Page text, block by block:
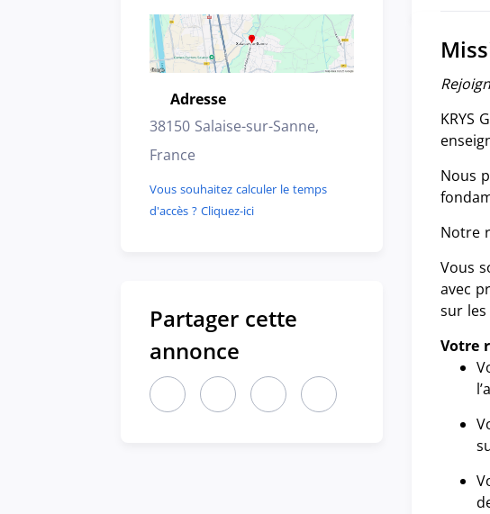
KRYS
Nous
Notre
Vous
avec
sur les
Votre
Emplacement
Adresse
38150 Salaise-sur-Sanne,
France
Vous souhaitez calculer le temps
d'accès ? Cliquez-ici
Partager cette
annonce
Partager cette annonce sur LinkedIn (nouvelle
Partager cette annonce sur X (nouvelle
Partager cette annonce sur
Partager cette annonce